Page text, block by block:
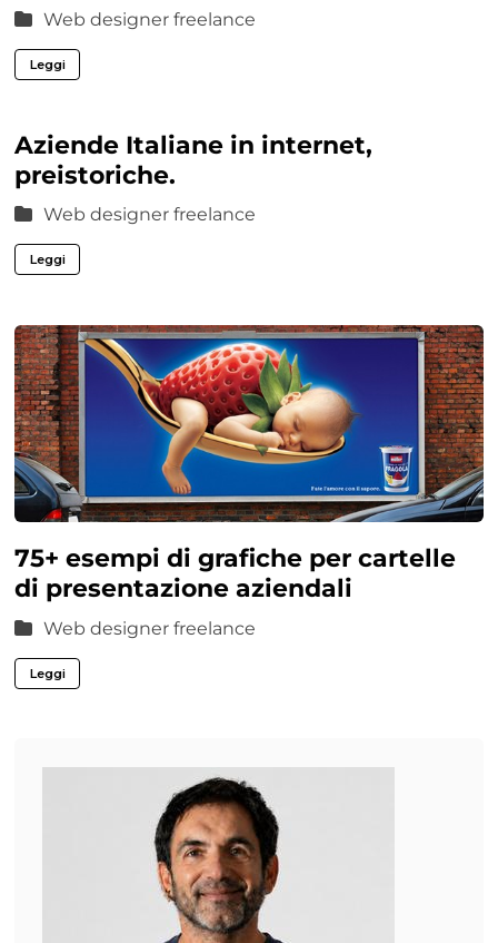
Web designer freelance
Leggi
Aziende Italiane in internet,
preistoriche.
Web designer freelance
Leggi
75+ esempi di grafiche per cartelle
di presentazione aziendali
Web designer freelance
Leggi